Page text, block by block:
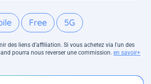
Free 5G
des liens d’affiliation. Si vous achetez via l'un des
pourra nous reverser une commission. en savoir+